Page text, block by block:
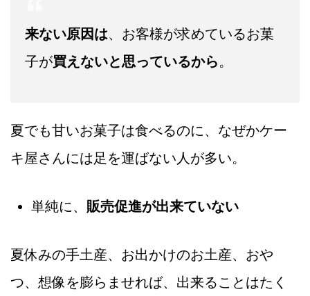
来ない原因は、お客様が求めているお菓
子が買えないと思っているから。
夏でも甘いお菓子は食べるのに、なぜかケー
キ屋さんには足を運ばない人が多い。
単純に、 販売促進が出来ていない
夏休みの手土産、お出かけのお土産、おや
つ、想像を膨らませれば、出来ることはたく